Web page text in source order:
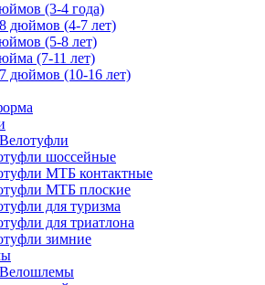
(3-4 года)
дюймов (4-7 лет)
(5-8 лет)
(7-11 лет)
дюймов (10-16 лет)
шоссейные
МТБ контактные
МТБ плоские
для туризма
для триатлона
зимние